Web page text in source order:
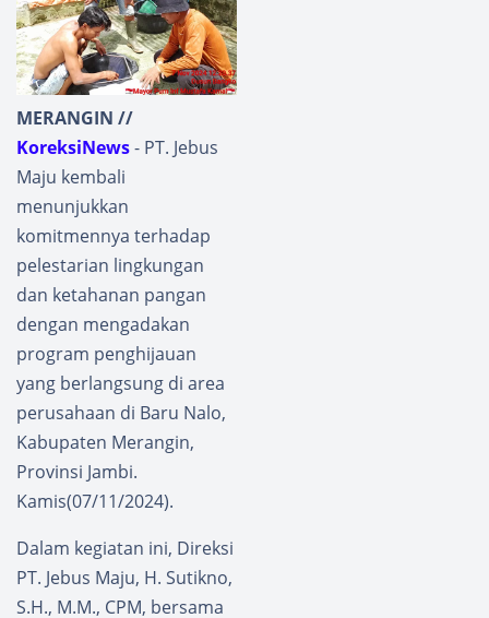
MERANGIN //
KoreksiNews- PT. Jebus
Maju kembali
menunjukkan
komitmennya terhadap
pelestarian lingkungan
dan ketahanan pangan
dengan mengadakan
program penghijauan
yang berlangsung di area
perusahaan di Baru Nalo,
Kabupaten Merangin,
Provinsi Jambi.
Kamis(07/11/2024).
Dalam kegiatan ini, Direksi
PT. Jebus Maju, H. Sutikno,
S.H., M.M., CPM, bersama